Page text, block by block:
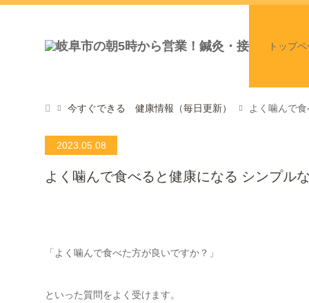
トップ
今すぐできる 健康情報（毎日更新） よく噛んで
2023.05.08
よく噛んで食べると健康になる シンプル
「よく噛んで食べた方が良いですか？」
といった質問をよく受けます。